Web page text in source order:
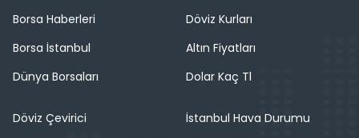
Borsa Haberleri
Borsa İstanbul
Dünya Borsaları
Döviz Kurları
Altın Fiyatları
Dolar Kaç Tl
Döviz Çevirici
İstanbul Hava Durumu